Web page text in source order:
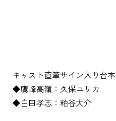
キャスト直筆サイン入り台本
◆鷹峰高嶺：久保ユリカ
◆白田孝志：粕谷大介